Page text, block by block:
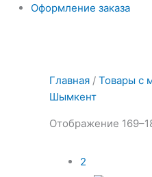
Оформление заказа
Главная / Товары с
Шымкент
Отображение
2